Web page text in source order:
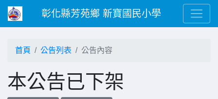
彰化縣芳苑鄉 新寶國民小學
首頁 公告列表 公告內容
本公告已下架